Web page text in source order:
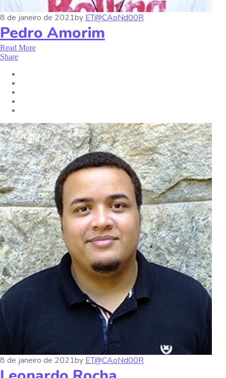
8 de janeiro de 2021by ET@CAoNd00R
Pedro Amorim
Read More
Share
8 de janeiro de 2021by ET@CAoNd00R